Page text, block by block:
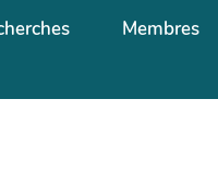
Membres